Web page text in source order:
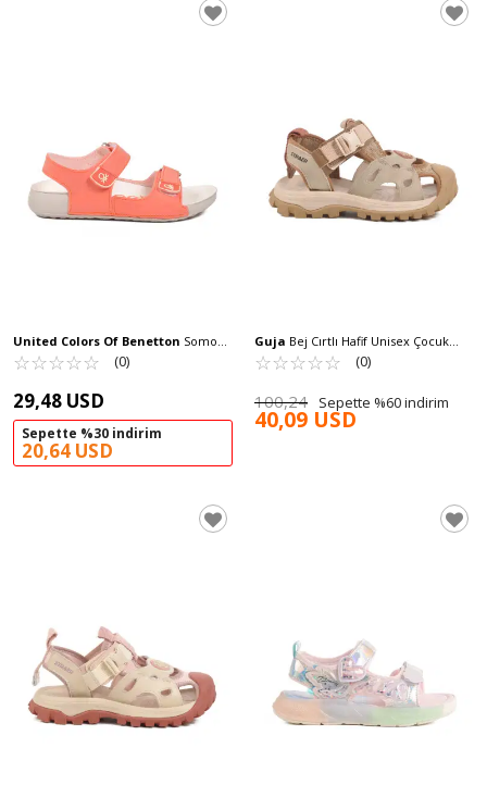
United Colors Of Benetton Somon
Cırtlı Hafif Kız Çocuk Sandalet BN-1419
F
☆☆☆☆☆
★★★★★ (0)
29,48 USD
Sepette %30 indirim
20,64 USD
Guja Bej Cırtlı Hafif Unisex Çocuk
Spor Sandalet 25Y614 F
☆☆☆☆☆
★★★★★ (0)
100,24 Sepette %60 indirim
40,09 USD